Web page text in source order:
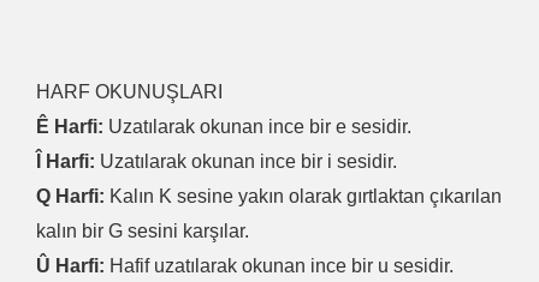
HARF OKUNUŞLARI
Ê Harfi: Uzatılarak okunan ince bir e sesidir.
Î Harfi: Uzatılarak okunan ince bir i sesidir.
Q Harfi: Kalın K sesine yakın olarak gırtlaktan çıkarılan
kalın bir G sesini karşılar.
Û Harfi: Hafif uzatılarak okunan ince bir u sesidir.